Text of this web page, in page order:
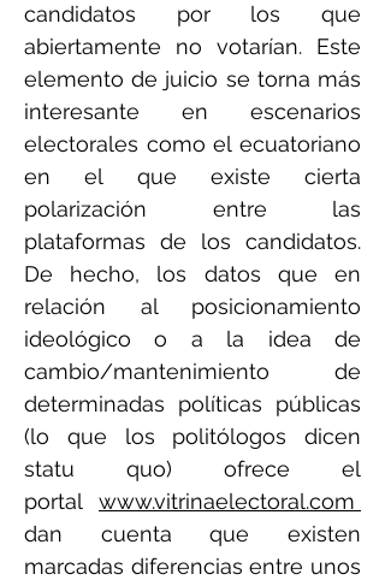
candidatos por los que
abiertamente no votarían. Este
elemento de juicio se torna más
interesante en escenarios
electorales como el ecuatoriano
en el que existe cierta
polarización entre las
plataformas de los candidatos.
De hecho, los datos que en
relación al posicionamiento
ideológico o a la idea de
cambio/mantenimiento de
determinadas políticas públicas
(lo que los politólogos dicen
statu quo) ofrece el
portal www.vitrinaelectoral.com
dan cuenta que existen
marcadas diferencias entre unos